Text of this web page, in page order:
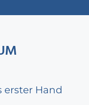
erster Hand